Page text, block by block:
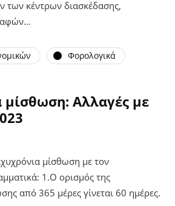
των κέντρων διασκέδασης,
Φορολογικά
μίσθωση: Αλλαγές με
μίσθωση με τον
1.Ο ορισμός της
από 365 μέρες γίνεται 60 ημέρες.